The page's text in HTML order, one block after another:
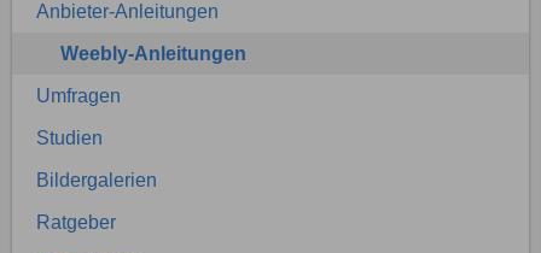
Anbieter-Anleitungen
Weebly-Anleitungen
Umfragen
Studien
Bildergalerien
Ratgeber